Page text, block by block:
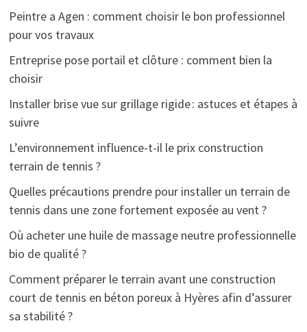
Peintre a Agen : comment choisir le bon professionnel
pour vos travaux
Entreprise pose portail et clôture : comment bien la
choisir
Installer brise vue sur grillage rigide : astuces et étapes à
suivre
L’environnement influence-t-il le prix construction
terrain de tennis ?
Quelles précautions prendre pour installer un terrain de
tennis dans une zone fortement exposée au vent ?
Où acheter une huile de massage neutre professionnelle
bio de qualité ?
Comment préparer le terrain avant une construction
court de tennis en béton poreux à Hyères afin d’assurer
sa stabilité ?